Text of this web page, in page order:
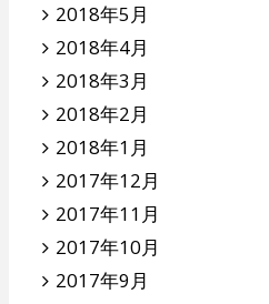
2018年5月
2018年4月
2018年3月
2018年2月
2018年1月
2017年12月
2017年11月
2017年10月
2017年9月